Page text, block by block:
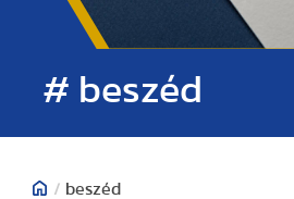
# beszéd
/ beszéd